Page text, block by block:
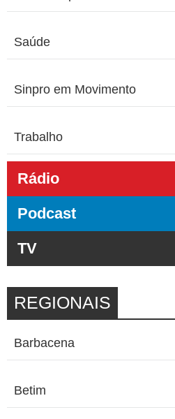
Saúde
Sinpro em Movimento
Trabalho
Rádio
Podcast
TV
REGIONAIS
Barbacena
Betim